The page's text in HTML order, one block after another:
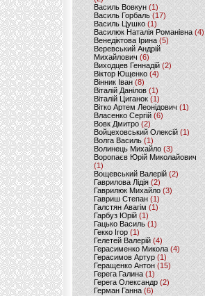
Василь Вовкун (1)
Василь Горбаль (17)
Василь Цушко (1)
Василюк Наталія Романівна (4)
Венедіктова Ірина(5)
Веревський Андрій
Михайлович (6)
Виходцев Геннадій (2)
Віктор Ющенко (4)
Вінник Іван (8)
Віталій Данілов (1)
Віталій Циганок (1)
Вітко Артем Леонідович(1)
Власенко Сергій (6)
Вовк Дмитро(2)
Войцеховський Олексій(1)
Волга Василь (1)
Волинець Михайло (3)
Воропаєв Юрій Миколайович
(1)
Вощевський Валерій(2)
Гаврилова Лідія (2)
Гаврилюк Михайло (3)
Гавриш Степан (1)
Галстян Авагім (1)
Гарбуз Юрій (1)
Гацько Василь (1)
Гекко Ігор(1)
Гелетей Валерій (4)
Герасименко Микола (4)
Герасимов Артур (1)
Геращенко Антон(15)
Герега Галина (1)
Герега Олександр (2)
Герман Ганна (6)